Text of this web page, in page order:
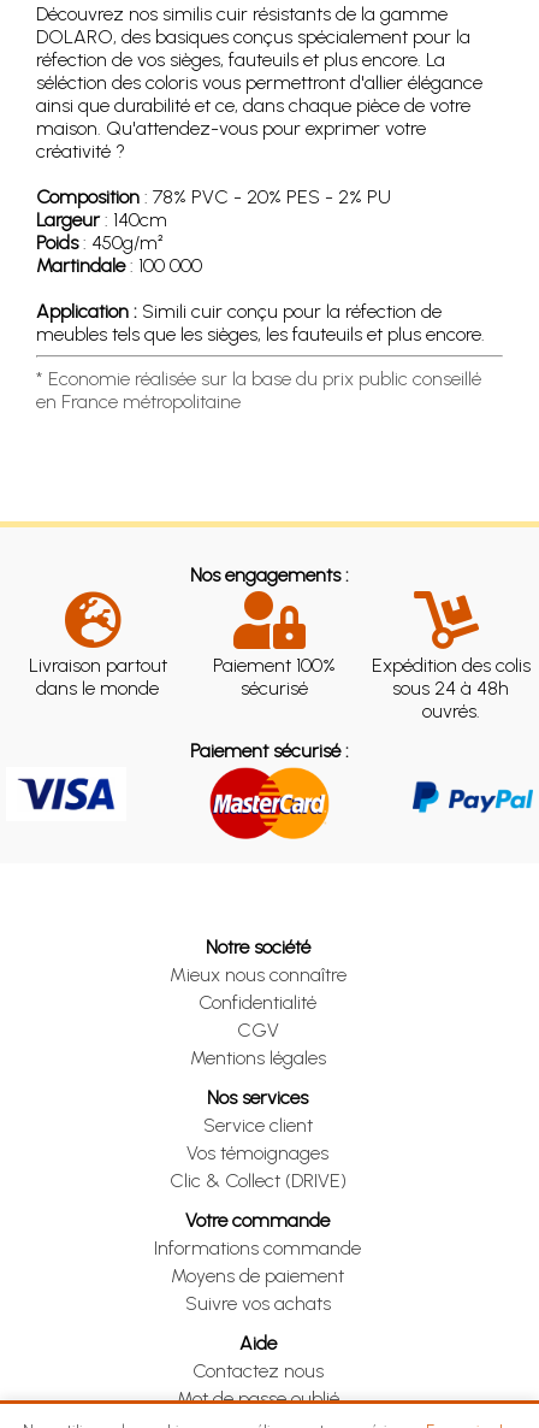
Découvrez nos similis cuir résistants de la gamme
DOLARO, des basiques conçus spécialement pour la
réfection de vos sièges, fauteuils et plus encore. La
séléction des coloris vous permettront d'allier élégance
ainsi que durabilité et ce, dans chaque pièce de votre
maison. Qu'attendez-vous pour exprimer votre
créativité ?
Composition : 78% PVC - 20% PES - 2% PU
Largeur: 140cm
Poids: 450g/m²
Martindale: 100 000
Application : Simili cuir conçu pour la réfection de
meubles tels que les sièges, les fauteuils et plus encore.
* Economie réalisée sur la base du prix public conseillé
en France métropolitaine
Nos engagements :
Livraison partout
dans le monde
Paiement 100%
sécurisé
Expédition des colis
sous 24 à 48h
ouvrés.
Paiement sécurisé :
Notre société
Mieux nous connaître
Confidentialité
CGV
Mentions légales
Nos services
Service client
Vos témoignages
Clic & Collect (DRIVE)
Votre commande
Informations commande
Moyens de paiement
Suivre vos achats
Aide
Contactez nous
Mot de passe oublié